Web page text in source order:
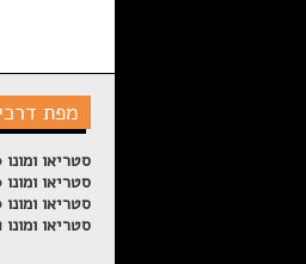
מפת
סטריאו ומונו 1.0
סטריאו ומונו 2.0
סטריאו ומונו 3.0
סטריאו ומונו 3.1